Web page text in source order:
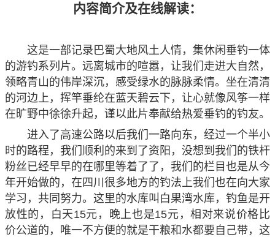
内容简介及在线解读：
这是一部记录巴蜀大地风土人情，集休闲垂钓一体
的游钓系列片。远离城市的喧嚣，让我们走进大自然，
领略青山的伟岸深沉，感受绿水的脉脉柔情。坐在清清
的河边上，挥竿垂纶在蓝天碧云下，让心就像风筝一样
在旷野中徐徐升起，谨以此片奉献给热爱垂钓的钓友。
进入了高速公路以后我们一路向东，经过一个半小
时的路程，我们顺利的来到了资阳，没想到我们的铁杆
粉丝已经早早的在哪里等着了了，我们的栏目也是从今
年开始做的，在四川很多地方的钓法上我们也在向大家
学习，共同努力。这里的水库叫白果湾水库，钓鱼是开
放性的，白天15元，晚上也是15元，相对来说价格比
价公道的，唯一不方便的就是干粮和水都要自己带，这